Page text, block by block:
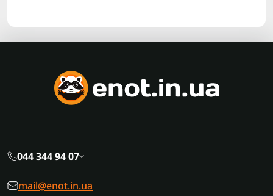
044 344 94 07
mail@enot.in.ua